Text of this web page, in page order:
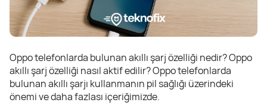
Oppo telefonlarda bulunan akıllı şarj özelliği nedir? Oppo
akıllı şarj özelliği nasıl aktif edilir? Oppo telefonlarda
bulunan akıllı şarjı kullanmanın pil sağlığı üzerindeki
önemi ve daha fazlası içeriğimizde.